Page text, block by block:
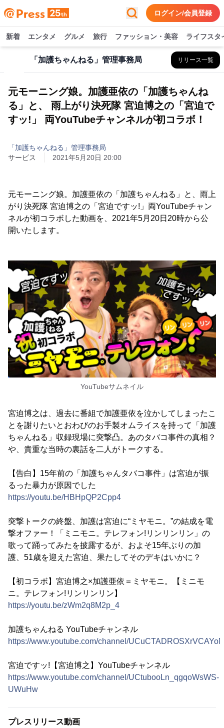
ログイン/会員登録
新着 エンタメ グルメ 旅行 ファッション・美容 ライフスタ
「加護ちゃんねる」管理事務局 リリース一覧
元モーニング娘。加護亜依の「加護ちゃんね
る」と、 雨上がり決死隊 宮迫博之の「宮迫で
すッ!」 両YouTubeチャンネルが初コラボ！
「加護ちゃんねる」管理事務局
サービス
2021年5月20日 20:00
元モーニング娘。加護亜依の「加護ちゃんねる」と、雨上
がり決死隊 宮迫博之の「宮迫ですッ!」両YouTubeチャン
ネルが初コラボした動画を、2021年5月20日20時から公
開いたします。
YouTubeサムネイル
宮迫博之は、過去に番組で加護亜依を泣かしてしまったこ
とを謝りたいとおわびのお手製オムライスを持って「加護
ちゃんねる」収録現場に突撃凸。あのタバコ事件の真相？
や、貴重な当時の裏話を二人がトークする。
【告白】15年前の「加護ちゃんタバコ事件」は宮迫が振
るった暴力が原因でした
https://youtu.be/HBHpQP2Cpp4
突撃トークの終盤、加護は宮迫に“ミヤモニ。”の結成を電
撃オファー！「ミニモニ。テレフォン!リンリンリン」の
歌って踊ってみたを披露するが、およそ15年ぶりの加
護、51歳を迎えた宮迫、果たしてそのデキはいかに？
【初コラボ】宮迫博之×加護亜依＝ミヤモニ。【ミニモ
ニ。テレフォン!リンリンリン】
https://youtu.be/zWm2q8M2p_4
加護ちゃんねる YouTubeチャンネル
https://www.youtube.com/channel/
宮迫ですッ!【宮迫博之】YouTubeチャンネル
https://www.youtube.com/channel/UCtubooLn_qgqoWsWS-
UWuHw
プレスリリース動画